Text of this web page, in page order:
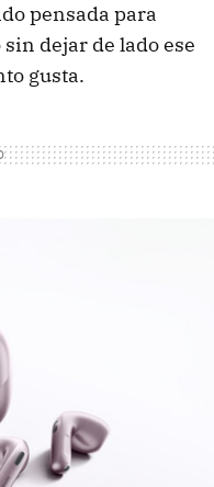
pensada para
dejar de lado ese
gusta.